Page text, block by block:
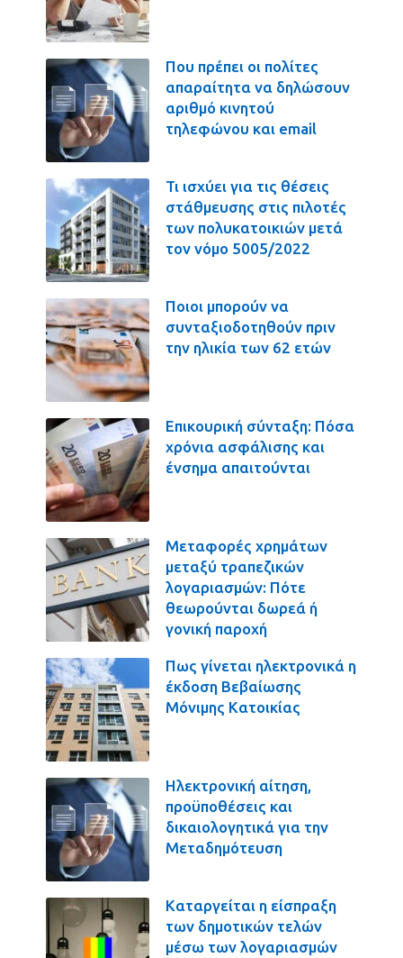
Που πρέπει οι πολίτες
απαραίτητα να δηλώσουν
αριθμό κινητού
τηλεφώνου και email
Τι ισχύει για τις θέσεις
στάθμευσης στις πιλοτές
των πολυκατοικιών μετά
τον νόμο 5005/2022
Ποιοι μπορούν να
συνταξιοδοτηθούν πριν
την ηλικία των 62 ετών
Επικουρική σύνταξη: Πόσα
χρόνια ασφάλισης και
ένσημα απαιτούνται
Μεταφορές χρημάτων
μεταξύ τραπεζικών
λογαριασμών: Πότε
θεωρούνται δωρεά ή
γονική παροχή
Πως γίνεται ηλεκτρονικά η
έκδοση Βεβαίωσης
Μόνιμης Κατοικίας
Ηλεκτρονική αίτηση,
προϋποθέσεις και
δικαιολογητικά για την
Μεταδημότευση
Καταργείται η είσπραξη
των δημοτικών τελών
μέσω των λογαριασμών